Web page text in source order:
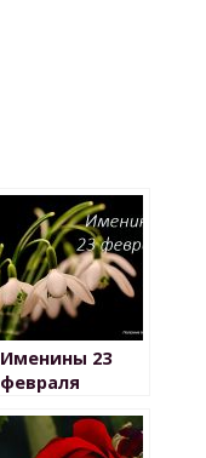
Именины 23
февраля